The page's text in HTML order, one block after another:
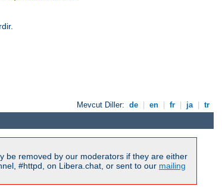
Mevcut Diller: de en fr ja tr
be removed by our moderators if they are either
#httpd, on Libera.chat, or sent to our mailing